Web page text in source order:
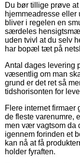
Du bør tillige prøve
hjemmeadresse eller
bliver i regelen en
særdeles
uden tvivl at du selv
har bopæl tæt på
Antal dages
væsentlig om man
grund er det ret så
tidshorisonten for
Flere internet firmaer
de fleste varenumre,
men vær vagtsom da
igennem forinden et
kan nå at få
holder fyraften.